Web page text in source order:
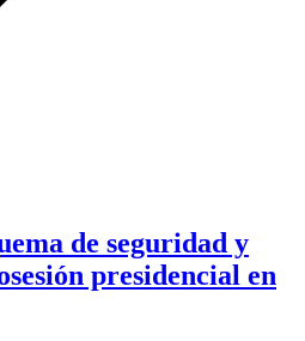
de seguridad y
presidencial en